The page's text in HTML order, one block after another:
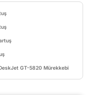
GT-5820 Mürekkebi